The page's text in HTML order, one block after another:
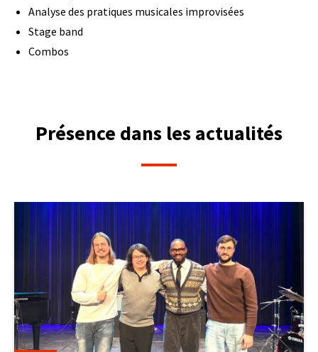
Analyse des pratiques musicales improvisées
Stage band
Combos
Présence dans les actualités